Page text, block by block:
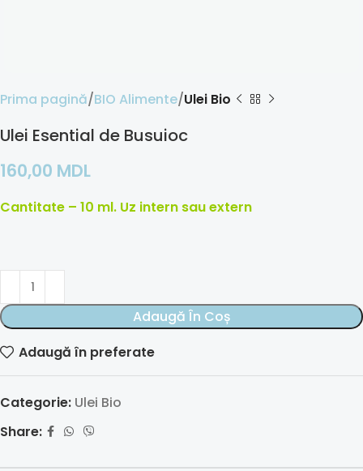
Prima pagină BIO Alimente Ulei Bio
Ulei Esential de Busuioc
160,00 MDL
Cantitate – 10 ml. Uz intern sau extern
Adaugă În Coș
Adaugă în preferate
Categorie: Ulei Bio
Share: